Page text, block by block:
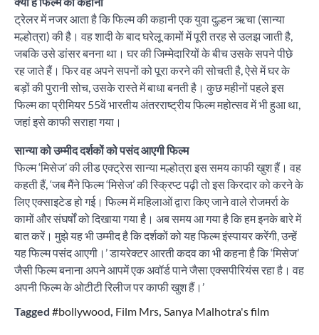
ट्रेलर में नजर आता है कि फिल्म की कहानी एक युवा दुल्हन ऋचा (सान्या
मल्होत्रा) की है। वह शादी के बाद घरेलू कामों में पूरी तरह से उलझ जाती है,
जबकि उसे डांसर बनना था। घर की जिम्मेदारियों के बीच उसके सपने पीछे
रह जाते हैं। फिर वह अपने सपनों को पूरा करने की सोचती है, ऐसे में घर के
बड़ों की पुरानी सोच, उसके रास्ते में बाधा बनती है। कुछ महीनों पहले इस
फिल्म का प्रीमियर 55वें भारतीय अंतरराष्ट्रीय फिल्म महोत्सव में भी हुआ था,
जहां इसे काफी सराहा गया।
सान्या को उम्मीद दर्शकों को पसंद आएगी फिल्म
फिल्म ‘मिसेज’ की लीड एक्ट्रेस सान्या मल्होत्रा इस समय काफी खुश हैं। वह
कहती हैं, ‘जब मैंने फिल्म ‘मिसेज’ की स्क्रिप्ट पढ़ी तो इस किरदार को करने के
लिए एक्साइटेड हो गई। फिल्म में महिलाओं द्वारा किए जाने वाले रोजमर्रा के
कामों और संघर्षों को दिखाया गया है। अब समय आ गया है कि हम इनके बारे में
बात करें। मुझे यह भी उम्मीद है कि दर्शकों को यह फिल्म इंस्पायर करेंगी, उन्हें
यह फिल्म पसंद आएगी।’ डायरेक्टर आरती कदव का भी कहना है कि ‘मिसेज’
जैसी फिल्म बनाना अपने आपमें एक अवॉर्ड पाने जैसा एक्सपीरियंस रहा है। वह
अपनी फिल्म के ओटीटी रिलीज पर काफी खुश हैं।’
Tagged #bollywood, Film Mrs, Sanya Malhotra's film